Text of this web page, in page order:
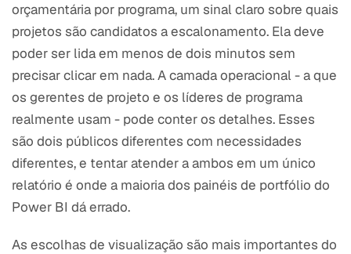
orçamentária por programa, um sinal claro sobre quais
projetos são candidatos a escalonamento. Ela deve
poder ser lida em menos de dois minutos sem
precisar clicar em nada. A camada operacional - a que
os gerentes de projeto e os líderes de programa
realmente usam - pode conter os detalhes. Esses
são dois públicos diferentes com necessidades
diferentes, e tentar atender a ambos em um único
relatório é onde a maioria dos painéis de portfólio do
Power BI dá errado.
As escolhas de visualização são mais importantes do